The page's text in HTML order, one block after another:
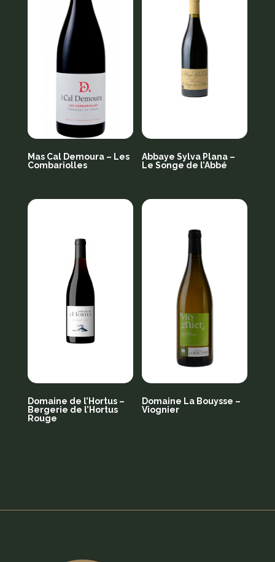
Mas Cal Demoura – Les
Combariolles
Abbaye Sylva Plana –
Le Songe de l’Abbé
Domaine de l’Hortus –
Bergerie de l’Hortus
Rouge
Domaine La Bouysse –
Viognier